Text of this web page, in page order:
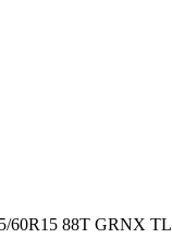
60R15 88T GRNX TL